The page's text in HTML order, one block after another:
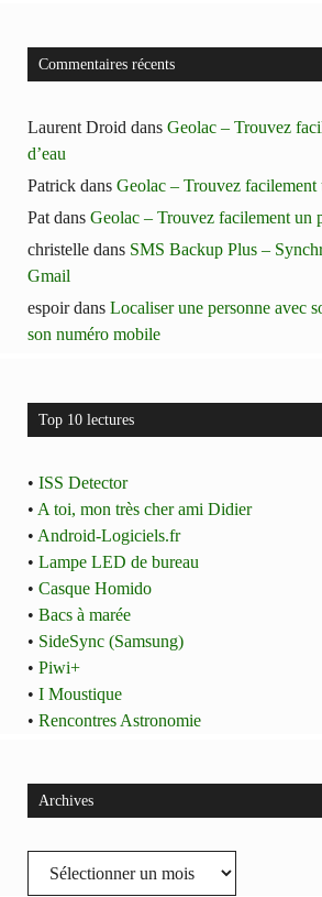
Commentaires récents
Laurent Droid dans Geolac – Trouvez
d’eau
Patrick dans Geolac – Trouvez facilement
Pat dans Geolac – Trouvez facilement un
christelle dans SMS Backup Plus –
Gmail
espoirdans Localiser une personne avec
son numéro mobile
Top 10 lectures
• ISS Detector
• A toi, mon très cher ami Didier
• Android-Logiciels.fr
• Lampe LED de bureau
• Casque Homido
• Bacs à marée
• SideSync (Samsung)
• Piwi+
• I Moustique
• Rencontres Astronomie
Archives
Archives